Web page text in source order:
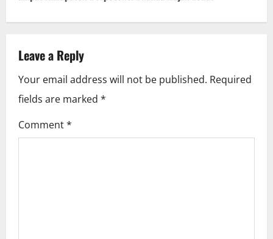
a
v
i
g
Leave a Reply
Your email address will not be published. Required
fields are marked *
Comment*